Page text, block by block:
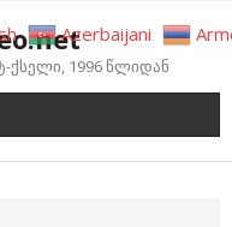
ქსელი, 1996 წლიდან
Azerbaijani